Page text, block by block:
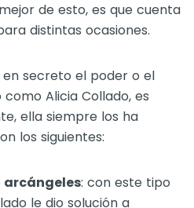
de esto, es que cuenta
distintas ocasiones.
en secreto el poder o el
Alicia Collado, es
ella siempre los ha
los siguientes:
arcángeles: con este tipo
le dio solución a